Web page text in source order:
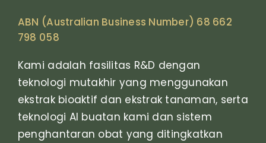
ABN (Australian Business Number) 68 662
798 058
Kami adalah fasilitas R&D dengan
teknologi mutakhir yang menggunakan
ekstrak bioaktif dan ekstrak tanaman, serta
teknologi AI buatan kami dan sistem
penghantaran obat yang ditingkatkan